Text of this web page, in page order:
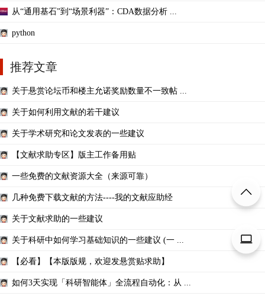
从“通用基石”到“场景利器”：CDA数据分析 ...
python
推荐文章
关于悬赏论坛币和楼主允诺奖励数量不一致帖 ...
关于如何利用文献的若干建议
关于学术研究和论文发表的一些建议
【文献求助专区】版主工作备用贴
一些免费的文献资源大全（来源可靠）
几种免费下载文献的方法----我的文献应助经
关于文献求助的一些建议
关于科研中如何学习基础知识的一些建议 (一 ...
【必看】【本版版规，欢迎发悬赏贴求助】
如何3天实现「科研智能体」全流程自动化：从 ...